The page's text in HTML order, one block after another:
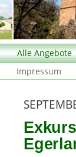
Alle Angebote
Impressum